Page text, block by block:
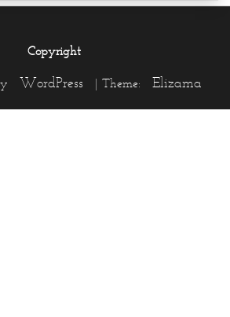
Copyright
WordPress | Theme: Elizama